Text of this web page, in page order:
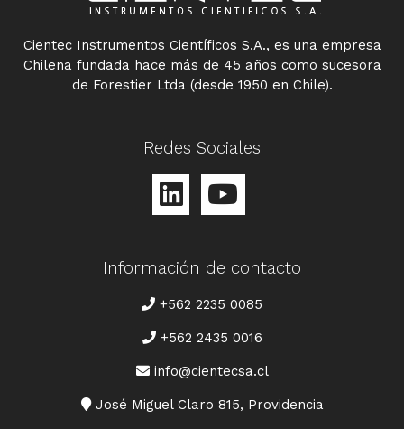
Cientec Instrumentos Científicos S.A., es una empresa
Chilena fundada hace más de 45 años como sucesora
de Forestier Ltda (desde 1950 en Chile).
Redes Sociales
Información de contacto
TELÉFONO
+562 2235 0085
+562 2435 0016
CORREO
info@cientecsa.cl
DIRECCIÓN
José Miguel Claro 815, Providencia